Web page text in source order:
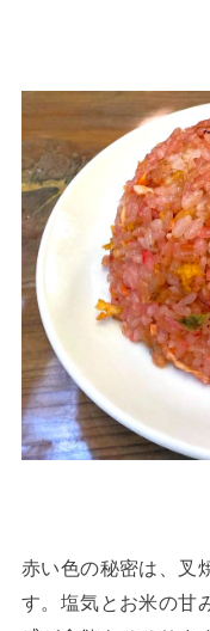
赤い色の秘密は、叉
す。塩気とお米の甘